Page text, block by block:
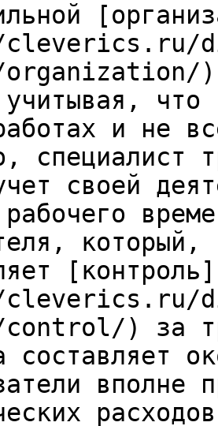
)
что
и не
специалист
своей
рабочего
[контроль]
) за
составляет
вполне